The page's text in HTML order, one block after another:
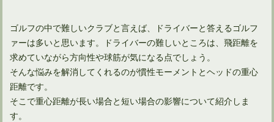
ゴルフの中で難しいクラブと言えば、ドライバーと答えるゴルフ
ァーは多いと思います。ドライバーの難しいところは、飛距離を
求めていながら方向性や球筋が気になる点でしょう。
そんな悩みを解消してくれるのが慣性モーメントとヘッドの重心
距離です。
そこで重心距離が長い場合と短い場合の影響について紹介しま
す。